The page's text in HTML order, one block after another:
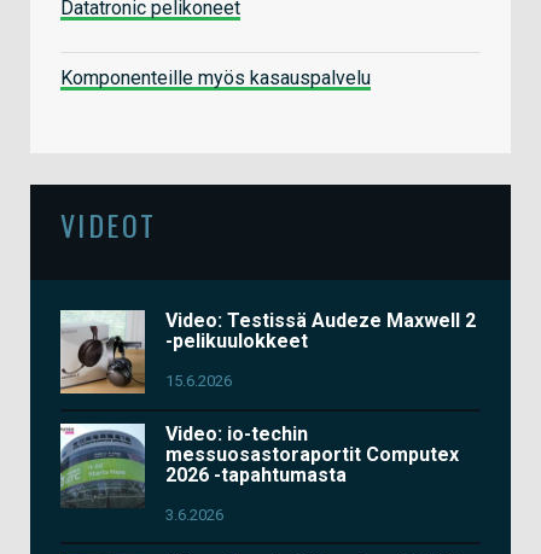
Datatronic pelikoneet
Komponenteille myös kasauspalvelu
VIDEOT
Video: Testissä Audeze Maxwell 2
-pelikuulokkeet
15.6.2026
Video: io-techin
messuosastoraportit Computex
2026 -tapahtumasta
3.6.2026